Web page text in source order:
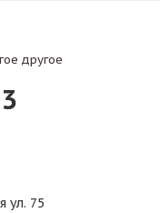
другое
ул. 75